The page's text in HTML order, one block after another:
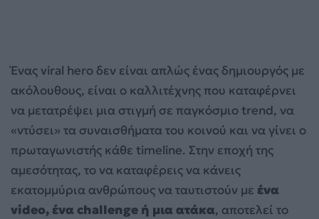
Ένας viral hero δεν είναι απλώς ένας δημιουργός με
ακόλουθους, είναι ο καλλιτέχνης που καταφέρνει
να μετατρέψει μια στιγμή σε παγκόσμιο trend, να
«ντύσει» τα συναισθήματα του κοινού και να γίνει ο
πρωταγωνιστής κάθε timeline. Στην εποχή της
αμεσότητας, το να καταφέρεις να κάνεις
εκατομμύρια ανθρώπους να ταυτιστούν με ένα
video, ένα challenge ή μια ατάκα, αποτελεί το